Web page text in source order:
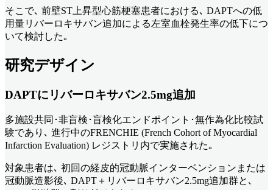
そこで､ 前壁ST上昇型心筋梗塞患者における､ DAPTへの低
用量リバーロキサバン追加による左室血栓発生率の低下につ
いて検討した｡
研究デザイン
DAPTにリバーロキサバン2.5mg追加
多施設共同･非盲検･盲検化エンドポイント･無作為化比較試
験であり､ 進行中のFRENCHIE (French Cohort of Myocardial
Infarction Evaluation) レジストリ内で実施された｡
対象患者は､ 初回の経皮的冠動脈インターベンションまたは
冠動脈造影後､ DAPT＋リバーロキサバン2.5mg追加群と､